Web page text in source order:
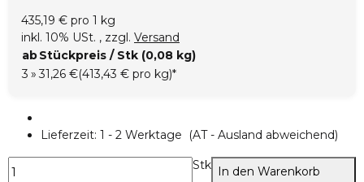
435,19 € pro 1 kg
inkl. 10% USt. , zzgl. Versand
abStückpreis / Stk (0,08 kg)
3 » 31,26 €(413,43 € pro kg)*
Lieferzeit: 1 - 2 Werktage (AT - Ausland abweichend)
Stk In den Warenkorb